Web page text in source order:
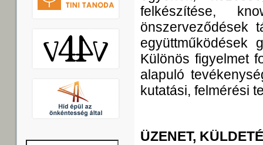
felkészítése,
önszerveződések
együttműködések
Különös figyelmet
alapuló
kutatási, felmérési
ÜZENET,